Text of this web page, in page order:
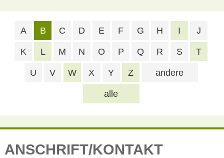
alle
A B C D E F G H I J
K L M N O P Q R S T
U V W X Y Z andere
ANSCHRIFT/KONTAKT